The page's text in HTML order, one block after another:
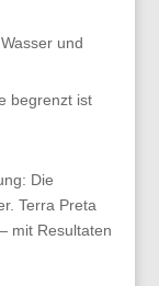
Wasser und
begrenzt ist
Die
Terra Preta
mit Resultaten